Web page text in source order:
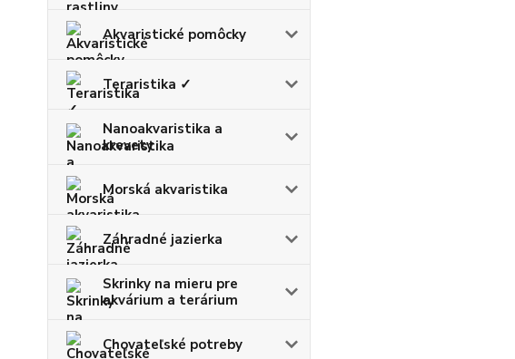
Akvaristické pomôcky
Teraristika ✓
Nanoakvaristika a
krevety
Morská akvaristika
Záhradné jazierka
Skrinky na mieru pre
akvárium a terárium
Chovateľské potreby